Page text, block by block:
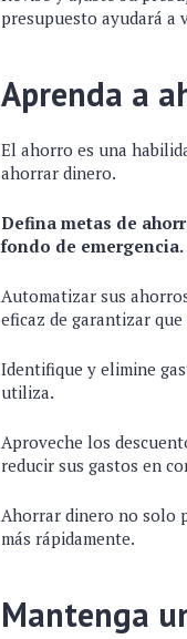
presupuesto ayudará a
Aprenda a
El ahorro es una
ahorrar dinero.
Defina metas de
fondo de emergencia.
Automatizar sus
eficaz de garantizar
Identifique y elimine
utiliza.
Aproveche los
reducir sus gastos en
Ahorrar dinero no solo
más rápidamente.
Mantenga